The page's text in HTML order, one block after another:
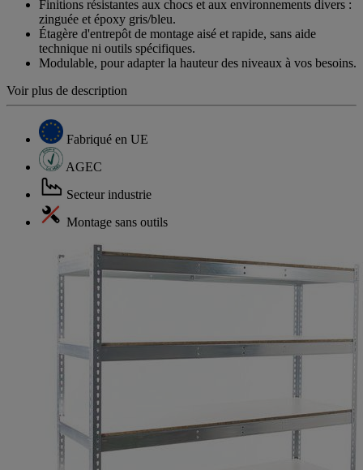
Finitions résistantes aux chocs et aux environnements divers :
zinguée et époxy gris/bleu.
Étagère d'entrepôt de montage aisé et rapide, sans aide
technique ni outils spécifiques.
Modulable, pour adapter la hauteur des niveaux à vos besoins.
Voir plus de description
Fabriqué en UE
AGEC
Secteur industrie
Montage sans outils